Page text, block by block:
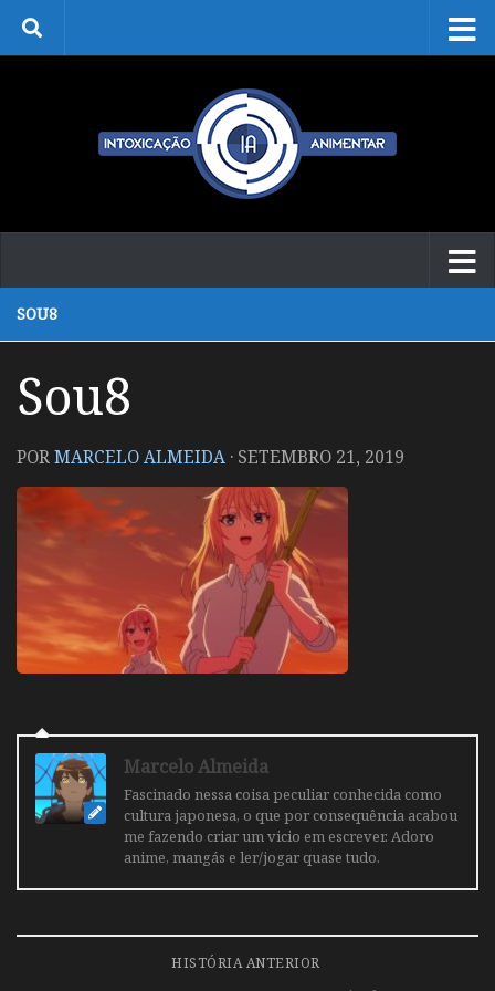
Skip to content
SOU8
Sou8
PORMARCELO ALMEIDA · SETEMBRO 21, 2019
Marcelo Almeida
Fascinado nessa coisa peculiar conhecida como
cultura japonesa, o que por consequência acabou
me fazendo criar um vicio em escrever. Adoro
anime, mangás e ler/jogar quase tudo.
HISTÓRIA ANTERIOR